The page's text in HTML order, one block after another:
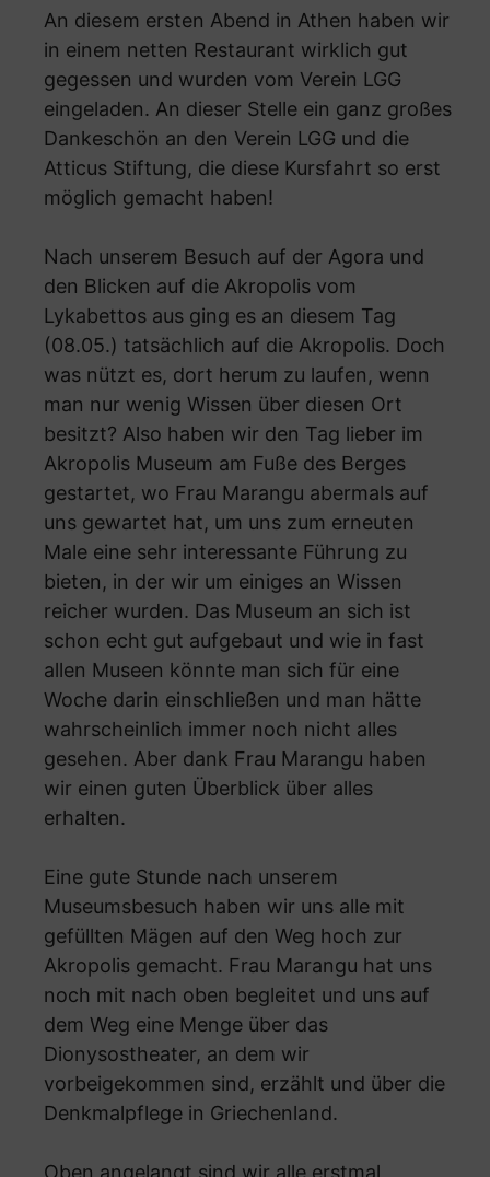
An diesem ersten Abend in Athen haben wir
in einem netten Restaurant wirklich gut
gegessen und wurden vom Verein LGG
eingeladen. An dieser Stelle ein ganz großes
Dankeschön an den Verein LGG und die
Atticus Stiftung, die diese Kursfahrt so erst
möglich gemacht haben!
Nach unserem Besuch auf der Agora und
den Blicken auf die Akropolis vom
Lykabettos aus ging es an diesem Tag
(08.05.) tatsächlich auf die Akropolis. Doch
was nützt es, dort herum zu laufen, wenn
man nur wenig Wissen über diesen Ort
besitzt? Also haben wir den Tag lieber im
Akropolis Museum am Fuße des Berges
gestartet, wo Frau Marangu abermals auf
uns gewartet hat, um uns zum erneuten
Male eine sehr interessante Führung zu
bieten, in der wir um einiges an Wissen
reicher wurden. Das Museum an sich ist
schon echt gut aufgebaut und wie in fast
allen Museen könnte man sich für eine
Woche darin einschließen und man hätte
wahrscheinlich immer noch nicht alles
gesehen. Aber dank Frau Marangu haben
wir einen guten Überblick über alles
erhalten.
Eine gute Stunde nach unserem
Museumsbesuch haben wir uns alle mit
gefüllten Mägen auf den Weg hoch zur
Akropolis gemacht. Frau Marangu hat uns
noch mit nach oben begleitet und uns auf
dem Weg eine Menge über das
Dionysostheater, an dem wir
vorbeigekommen sind, erzählt und über die
Denkmalpflege in Griechenland.
Oben angelangt sind wir alle erstmal